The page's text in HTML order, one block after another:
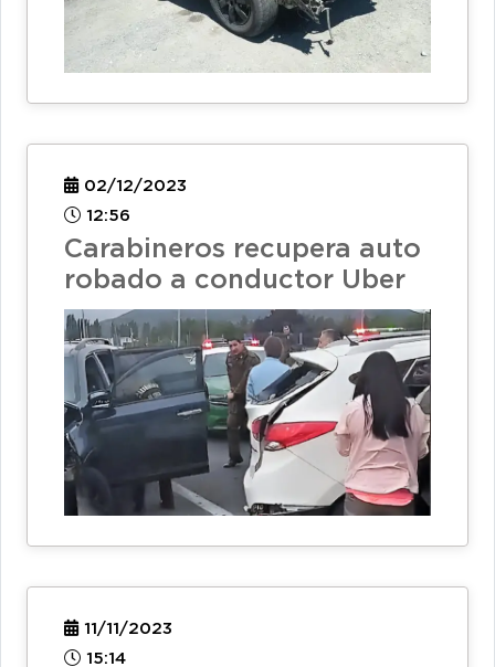
02/12/2023
12:56
Carabineros recupera auto
robado a conductor Uber
11/11/2023
15:14